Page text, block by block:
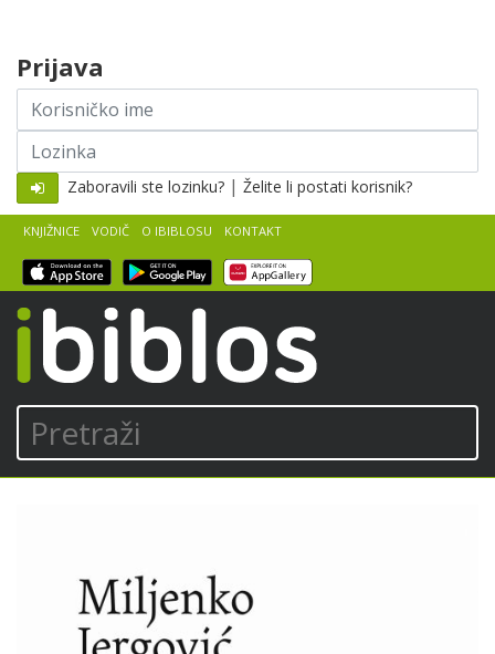
Pretraži
KNJIŽNICE VODIČ O IBIBLOSU KONTAKT
Prijava
Korisničko
ime
Lozinka
Zaboravili ste lozinku? | Želite li postati korisnik?
Hauzmajstor